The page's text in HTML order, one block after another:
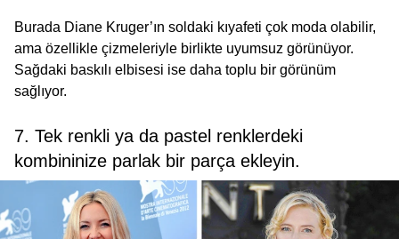
Burada Diane Kruger’ın soldaki kıyafeti çok moda olabilir,
ama özellikle çizmeleriyle birlikte uyumsuz görünüyor.
Sağdaki baskılı elbisesi ise daha toplu bir görünüm
sağlıyor.
7. Tek renkli ya da pastel renklerdeki
kombininize parlak bir parça ekleyin.